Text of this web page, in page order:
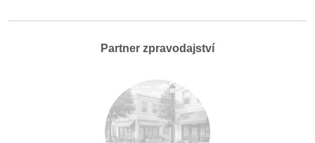
Partner zpravodajství